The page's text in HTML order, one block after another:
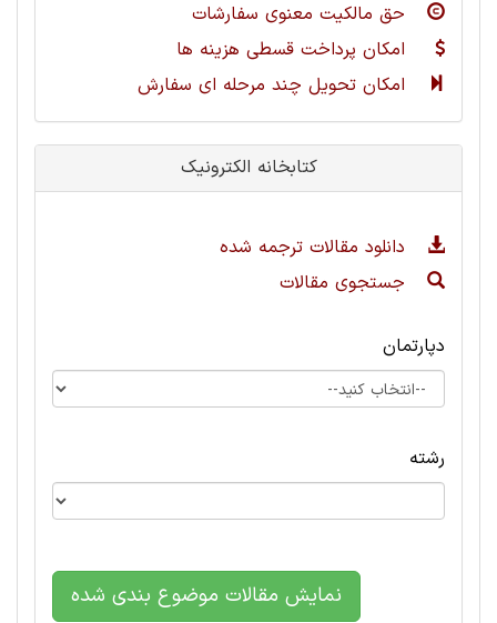
حق مالکیت معنوی سفارشات
امکان پرداخت قسطی هزینه ها
امکان تحویل چند مرحله ای سفارش
کتابخانه الکترونیک
دانلود مقالات ترجمه شده
جستجوی مقالات
دپارتمان
رشته
نمایش مقالات موضوع بندی شده